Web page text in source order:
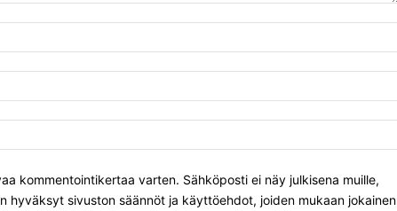
kommentointikertaa varten. Sähköposti ei näy julkisena muille,
hyväksyt sivuston säännöt ja käyttöehdot, joiden mukaan jokainen